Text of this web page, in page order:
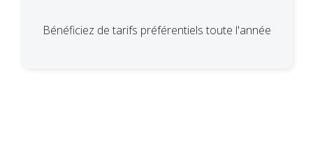
Bénéficiez de tarifs préférentiels toute l'année